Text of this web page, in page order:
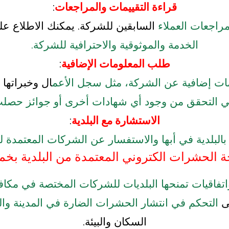
قراءة التقييمات والمراجعات:
العملاء السابقين للشركة. يمكنك الاطلاع
الخدمة والموثوقية والاحترافية للشركة.
طلب المعلومات الإضافية:
إضافية عن الشركة، مثل سجل الأعمال
التحقق من وجود أي شهادات أخرى أو جوائز
الاستشارة مع البلدية:
في أبها والاستفسار عن الشركات المعتمدة
الحشرات الكتروني المعتمدة من البلدية
تمنحها البلديات للشركات المختصة في
التحكم في انتشار الحشرات الضارة في المدينة
السكان والبيئة.